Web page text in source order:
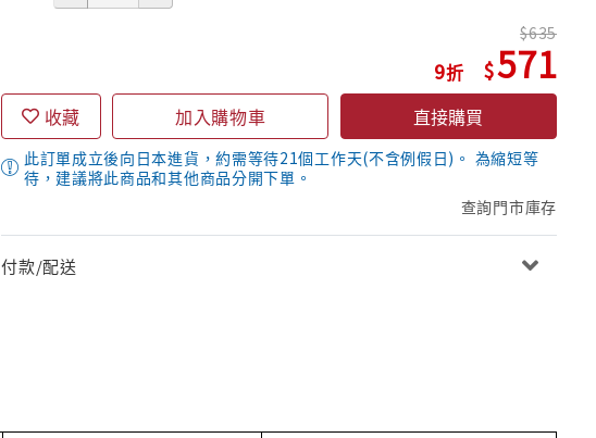
9
635
571
收藏 加入購物車 直接購買
此訂單成立後向日本進貨，約需等待21個工作天(不含例假日)。 為縮短等
待，建議將此商品和其他商品分開下單。
查詢門市庫存
付款/配送